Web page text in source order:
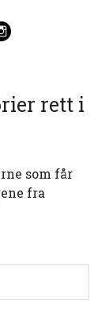
rett i
som får
fra